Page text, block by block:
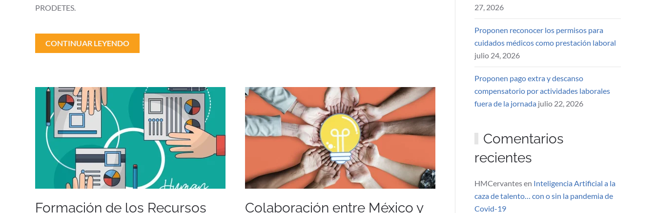
PRODETES.
CONTINUAR LEYENDO
Formación de los Recursos
Colaboración entre México y
27, 2026
Proponen reconocer los permisos para
cuidados médicos como prestación laboral
julio 24, 2026
Proponen pago extra y descanso
compensatorio por actividades laborales
fuera de la jornada julio 22, 2026
Comentarios
recientes
HMCervantesen Inteligencia Artificial a la
caza de talento… con o sin la pandemia de
Covid-19